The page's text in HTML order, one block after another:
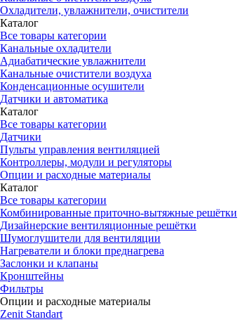
Охладители, увлажнители, очистители
Каталог
Все товары категории
Канальные охладители
Адиабатические увлажнители
Канальные очистители воздуха
Конденсационные осушители
Датчики и автоматика
Каталог
Все товары категории
Датчики
Пульты управления вентиляцией
Контроллеры, модули и регуляторы
Опции и расходные материалы
Каталог
Все товары категории
Комбинированные приточно-вытяжные решётки
Дизайнерские вентиляционные решётки
Шумоглушители для вентиляции
Нагреватели и блоки преднагрева
Заслонки и клапаны
Кронштейны
Фильтры
Опции и расходные материалы
Zenit Standart